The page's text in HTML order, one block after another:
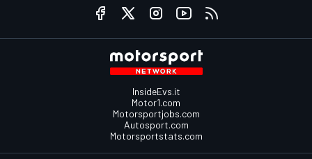
InsideEvs.it
Motor1.com
Motorsportjobs.com
Autosport.com
Motorsportstats.com